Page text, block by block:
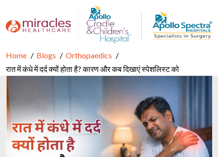
Home Blogs
Orthopaedics
रात में कंधे में दर्द क्यों होता है? कारण और कब दिखाएं स्पेशलिस्ट को